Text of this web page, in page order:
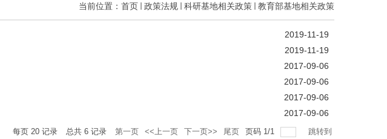
当前位置： 首页 政策法规 科研基地相关政策 教育部基地相关政策
2019-11-19
2019-11-19
2017-09-06
2017-09-06
2017-09-06
2017-09-06
每页 20 记录 总共 6 记录 第一页 <<上一页 下一页>> 尾页 页码 1/1 跳转到